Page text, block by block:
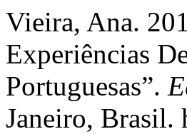
Vieira, Ana.
Experiências
Portuguesas”.
Janeiro, Brasil.